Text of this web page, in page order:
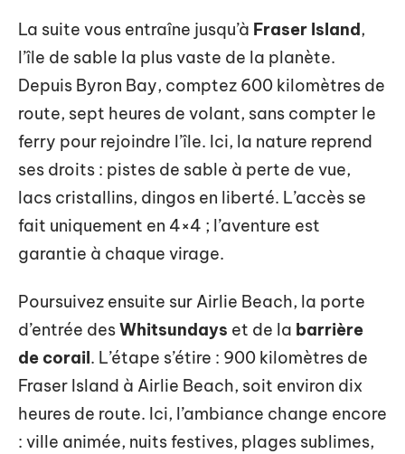
La suite vous entraîne jusqu’à Fraser Island,
l’île de sable la plus vaste de la planète.
Depuis Byron Bay, comptez 600 kilomètres de
route, sept heures de volant, sans compter le
ferry pour rejoindre l’île. Ici, la nature reprend
ses droits : pistes de sable à perte de vue,
lacs cristallins, dingos en liberté. L’accès se
fait uniquement en 4×4 ; l’aventure est
garantie à chaque virage.
Poursuivez ensuite sur Airlie Beach, la porte
d’entrée desWhitsundays et de la barrière
de corail. L’étape s’étire : 900 kilomètres de
Fraser Island à Airlie Beach, soit environ dix
heures de route. Ici, l’ambiance change encore
: ville animée, nuits festives, plages sublimes,